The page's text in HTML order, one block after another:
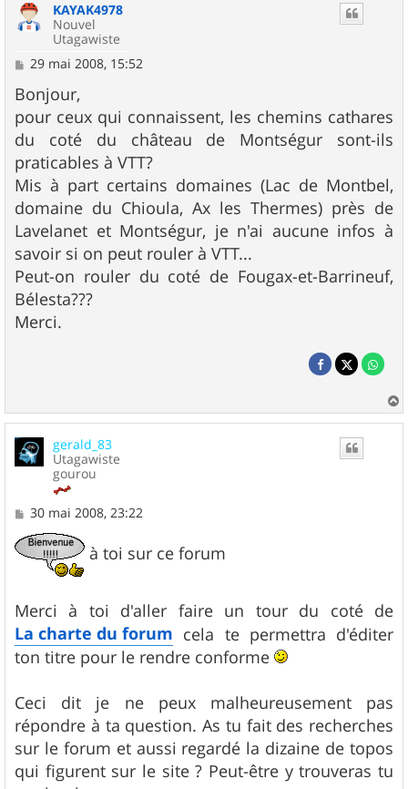
KAYAK4978
Nouvel
Utagawiste
M
s
s
a
g
e
29 mai 2008, 15:52
Bonjour,
pour ceux qui connaissent, les chemins cathares
du coté du château de Montségur sont-ils
praticables à VTT?
Mis à part certains domaines (Lac de Montbel,
domaine du Chioula, Ax les Thermes) près de
Lavelanet et Montségur, je n'ai aucune infos à
savoir si on peut rouler à VTT...
Peut-on rouler du coté de Fougax-et-Barrineuf,
Bélesta???
Merci.
a
gerald_83
Utagawiste
gourou
M
s
s
30 mai 2008, 23:22
à toi sur ce forum
Merci à toi d'aller faire un tour du coté de
La charte du forum cela te permettra d'éditer
ton titre pour le rendre conforme
Ceci dit je ne peux malheureusement pas
répondre à ta question. As tu fait des recherches
sur le forum et aussi regardé la dizaine de topos
qui figurent sur le site ? Peut-être y trouveras tu